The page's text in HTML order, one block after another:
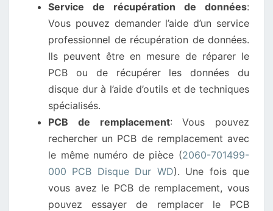
ENDOMMAGÉ?
Service de récupération de données:
Vous pouvez demander l’aide d’un service
professionnel de récupération de données.
Ils peuvent être en mesure de réparer le
PCB ou de récupérer les données du
disque dur à l’aide d’outils et de techniques
spécialisés.
PCB de remplacement: Vous pouvez
rechercher un PCB de remplacement avec
le même numéro de pièce (2060-701499-
000 PCB Disque Dur WD). Une fois que
vous avez le PCB de remplacement, vous
pouvez essayer de remplacer le PCB